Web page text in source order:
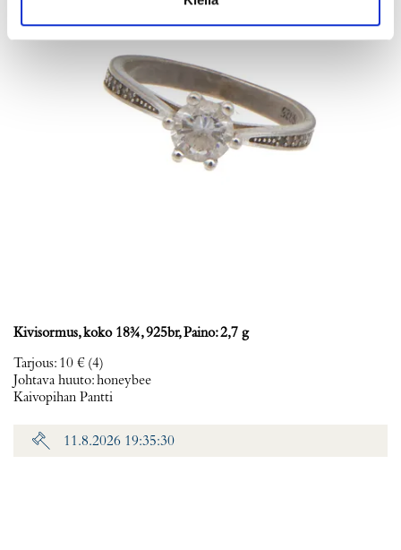
Kivisormus, koko 18¾, 925br, Paino: 2,7 g
Tarjous: 10 € (4)
Johtava huuto:honeybee
Kaivopihan Pantti
11.8.2026 19:35:30